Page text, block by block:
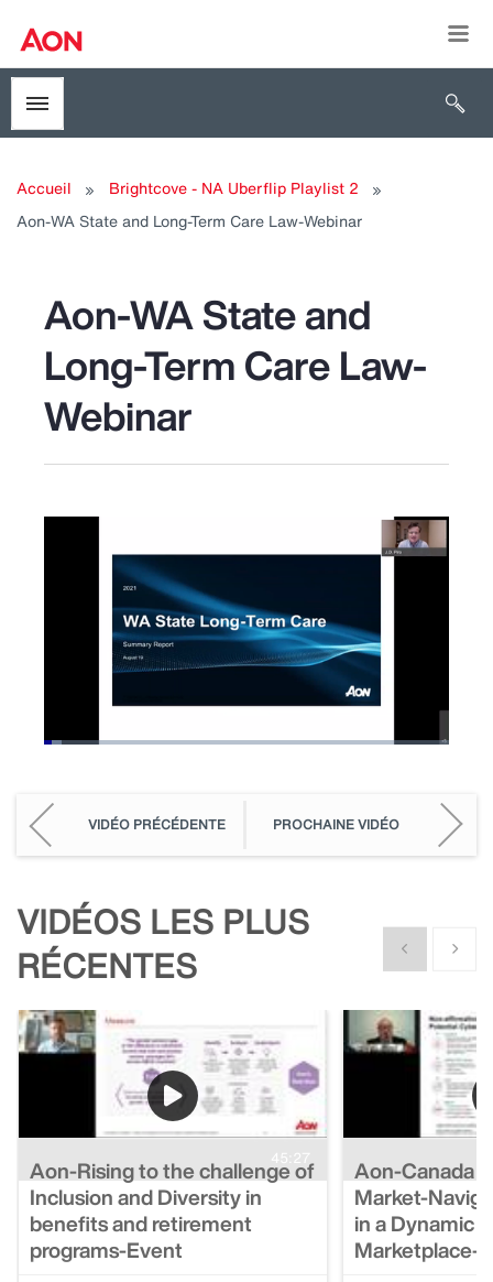
Toggle menubar
Accueil
Brightcove - NA Uberflip Playlist 2
Aon-WA State and Long-Term Care Law-Webinar
Aon-WA State and
Long-Term Care Law-
Webinar
Loaded:
VIDÉO PRÉCÉDENTE PROCHAINE VIDÉO
VIDÉOS LES PLUS
RÉCENTES
Show previous
Show
45:27
Aon-Rising to the challenge of
Inclusion and Diversity in
benefits and retirement
programs-Event
Aon-Canada
Market-
in a Dynamic
Marketplace-